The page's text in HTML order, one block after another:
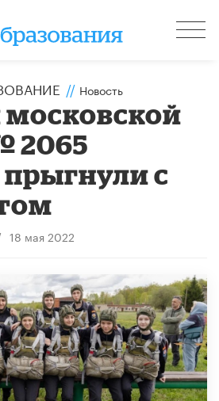
// Новость
2065
с
18 мая 2022